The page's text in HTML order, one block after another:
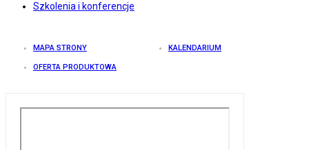
Szkolenia i konferencje
MAPA STRONY KALENDARIUM
OFERTA PRODUKTOWA